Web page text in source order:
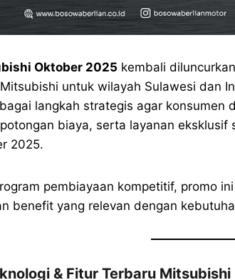
Oktober 2025 kembali
untuk wilayah Sulawesi dan
langkah strategis agar konsumen
biaya, serta layanan
2025.
pembiayaan kompetitif, promo
benefit yang relevan dengan
& Fitur Terbaru Mitsubishi